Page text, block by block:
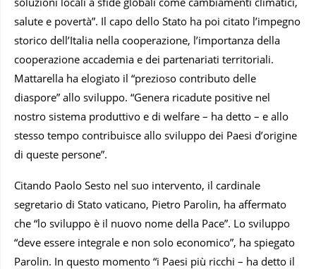
salute e povertà”. Il capo dello Stato ha poi citato l’impegno
storico dell’Italia nella cooperazione, l’importanza della
cooperazione accademia e dei partenariati territoriali.
Mattarella ha elogiato il “prezioso contributo delle
diaspore” allo sviluppo. “Genera ricadute positive nel
nostro sistema produttivo e di welfare – ha detto – e allo
stesso tempo contribuisce allo sviluppo dei Paesi d’origine
di queste persone”.
Citando Paolo Sesto nel suo intervento, il cardinale
segretario di Stato vaticano, Pietro Parolin, ha affermato
che “lo sviluppo è il nuovo nome della Pace”. Lo sviluppo
“deve essere integrale e non solo economico”, ha spiegato
Parolin. In questo momento “i Paesi più ricchi – ha detto il